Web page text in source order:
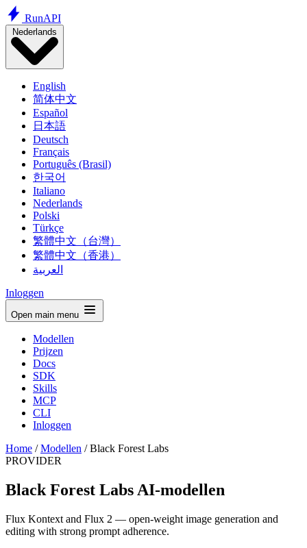
RunAPI
Nederlands
English
简体中文
Español
日本語
Deutsch
Français
Português (Brasil)
한국어
Italiano
Nederlands
Polski
Türkçe
繁體中文（台灣）
繁體中文（香港）
العربية
Inloggen
Open main menu
Modellen
Prijzen
Docs
SDK
Skills
MCP
CLI
Inloggen
Home / Modellen / Black Forest Labs
PROVIDER
Black Forest Labs AI-modellen
Flux Kontext and Flux 2 — open-weight image generation and
editing with strong prompt adherence.